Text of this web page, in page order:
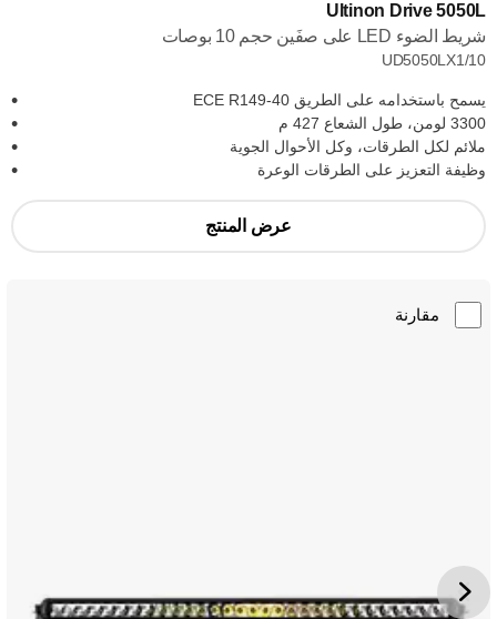
Ultinon Drive 5050L
شريط الضوء LED على صفَين حجم 10 بوصات
UD5050LX1/10
يسمح باستخدامه على الطريق ECE R149-40
3300 لومن، طول الشعاع 427 م
ملائم لكل الطرقات، وكل الأحوال الجوية
وظيفة التعزيز على الطرقات الوعرة
عرض المنتج
مقارنة